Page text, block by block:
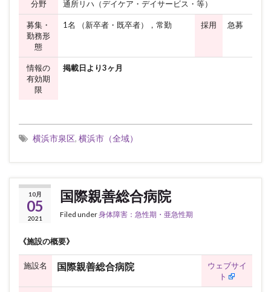
分野 通所リハ（デイケア・デイサービス・等）
募集・
勤務形
態
1名 （新卒者・既卒者），常勤 採用 急募
情報の
有効期
限
掲載日より3ヶ月
横浜市泉区, 横浜市（全域）
10月
05
2021
国際親善総合病院
Filed under身体障害：急性期・亜急性期
《施設の概要》
施設名 国際親善総合病院
ウェブサイ
ト